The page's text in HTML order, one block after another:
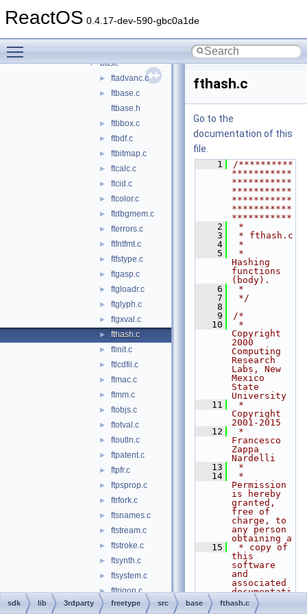
ReactOS 0.4.17-dev-590-gbc0a1de
► include
▼ base
► ftadvanc.c
►
ftbase.c
ftbase.h
► ftbbox.c
► ftbdf.c
► ftbitmap.c
► ftcalc.c
► ftcid.c
► ftcolor.c
► ftdbgmem.c
► fterrors.c
► ftfntfmt.c
► ftfstype.c
► ftgasp.c
► ftgloadr.c
► ftglyph.c
► ftgxval.c
► fthash.c
► ftinit.c
► ftlcdfil.c
► ftmac.c
► ftmm.c
► ftobjs.c
► ftotval.c
► ftoutln.c
► ftpatent.c
► ftpfr.c
► ftpsprop.c
► ftrfork.c
► ftsnames.c
► ftstream.c
► ftstroke.c
► ftsynth.c
► ftsystem.c
► fttrigon.c
► fttype1.c
fthash.c
Go to the
documentation of this
file.
    1
/**********
***********
***********
***********
***********
***********
***********
    2
*
    3
* fthash.c
    4
*
    5
*
Hashing
functions
(body).
    6
*
    7
*/
    8
    9
/*
   10
*
Copyright
2000
Computing
Research
Labs, New
Mexico
State
University
   11
*
Copyright
2001-2015
   12
*
Francesco
Zappa
Nardelli
   13
*
   14
*
Permission
is hereby
granted,
free of
charge, to
any person
obtaining a
   15
* copy of
this
software
and
associated
documentati
on files
(the
sdk lib 3rdparty freetype src base fthash.c